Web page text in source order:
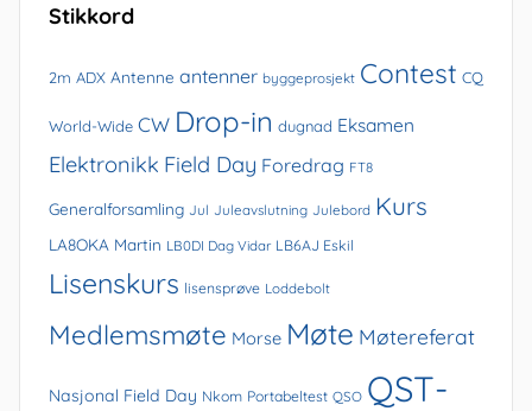
Stikkord
2m ADX Antenne antenner byggeprosjekt Contest CQ
World-Wide CW Drop-in dugnad Eksamen
Elektronikk Field Day Foredrag FT8
Generalforsamling Jul Juleavslutning Julebord Kurs
LA8OKA Martin LB0DI Dag Vidar LB6AJ Eskil
Lisenskurs lisensprøve Loddebolt
Medlemsmøte Morse Møte Møtereferat
Nasjonal Field Day Nkom Portabeltest QSO QST-